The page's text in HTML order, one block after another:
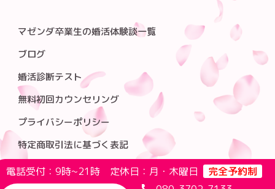
マゼンダ卒業生の婚活体験談一覧
ブログ
婚活診断テスト
無料初回カウンセリング
プライバシーポリシー
特定商取引法に基づく表記
電話受付：9時~21時 定休日：月・木曜日 完全予約制